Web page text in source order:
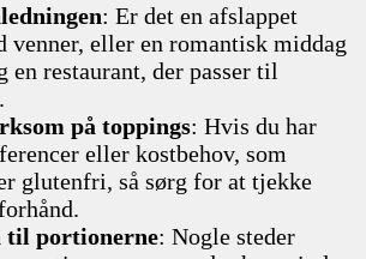
: Er det en afslappet
venner, eller en romantisk middag
restaurant, der passer til
på toppings: Hvis du har
eller kostbehov, som
glutenfri, så sørg for at tjekke
til portionerne: Nogle steder